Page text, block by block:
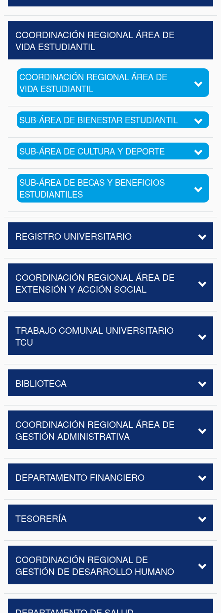
COORDINACIÓN REGIONAL ÁREA DE
VIDA ESTUDIANTIL
COORDINACIÓN REGIONAL ÁREA DE
VIDA ESTUDIANTIL
SUB-ÁREA DE BIENESTAR ESTUDIANTIL
SUB-ÁREA DE CULTURA Y DEPORTE
SUB-ÁREA DE BECAS Y BENEFICIOS
ESTUDIANTILES
REGISTRO UNIVERSITARIO
COORDINACIÓN REGIONAL ÁREA DE
EXTENSIÓN Y ACCIÓN SOCIAL
TRABAJO COMUNAL UNIVERSITARIO
TCU
BIBLIOTECA
COORDINACIÓN REGIONAL ÁREA DE
GESTIÓN ADMINISTRATIVA
DEPARTAMENTO FINANCIERO
TESORERÍA
COORDINACIÓN REGIONAL DE
GESTIÓN DE DESARROLLO HUMANO